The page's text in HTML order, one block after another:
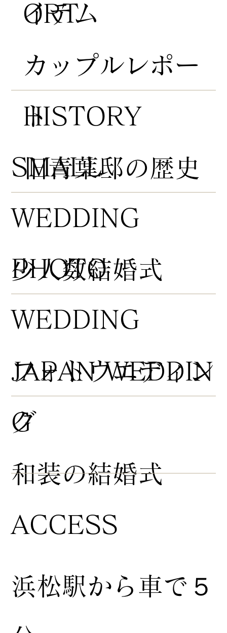
HISTORY
ORT
​旧青葉邸の歴史
​カップルレポー
ト
イテム
​少人数結婚式
​SMALL
WEDDING
​フォトウエディン
グ
PHOTO
WEDDING
​和装の結婚式
JAPAN WEDDIN
G
浜松駅から車で５
ACCESS